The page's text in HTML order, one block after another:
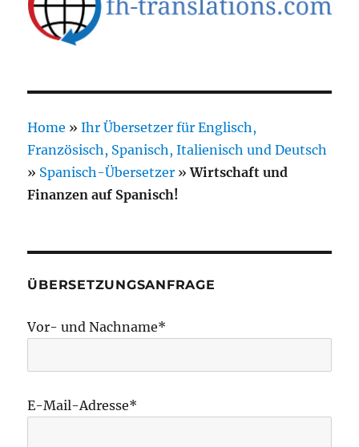
Home »Ihr Übersetzer für Englisch,
Französisch, Spanisch, Italienisch und Deutsch
» Spanisch-Übersetzer »Wirtschaft und
Finanzen auf Spanisch!
ÜBERSETZUNGSANFRAGE
Vor- und Nachname*
E-Mail-Adresse*